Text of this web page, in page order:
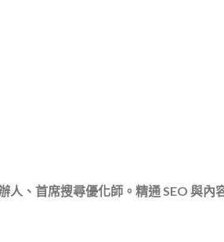
人、首席搜尋優化師。精通 SEO 與